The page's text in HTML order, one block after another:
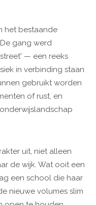
het bestaande
gang werd
— een reeks
in verbinding staan
gebruikt worden
of rust, en
uit, niet alleen
de wijk. Wat ooit een
een school die haar
nieuwe volumes slim